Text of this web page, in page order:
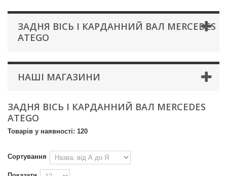
ЗАДНЯ ВІСЬ І КАРДАННИЙ ВАЛ MERCEDES
ATEGO
НАШІ МАГАЗИНИ
ЗАДНЯ ВІСЬ І КАРДАННИЙ ВАЛ MERCEDES
ATEGO
Товарів у наявності: 120
Сортування